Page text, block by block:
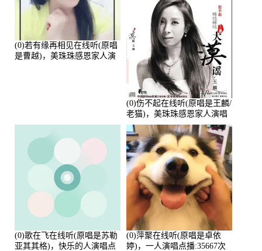
(0)若有缘再相见在线听(原唱
是曹越)，美珠珠感恩家人演
(0)伤不起在线听(原唱是王麟/
老猫)，美珠珠感恩家人演唱
点播:80218次
(0)歌在飞在线听(原唱是苏勒
亚其其格)，快乐的人演唱点
(0)萍聚在线听(原唱是卓依
婷)，一人演唱点播:35667次